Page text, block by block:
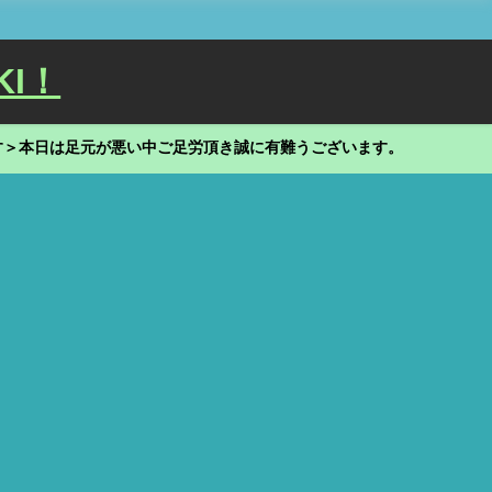
！
本日は足元が悪い中ご足労頂き誠に有難うございます。